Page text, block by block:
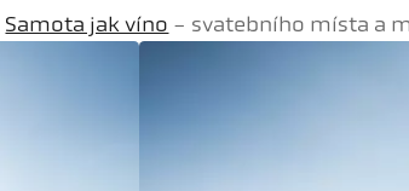
Samota jak víno - svatebního místa a